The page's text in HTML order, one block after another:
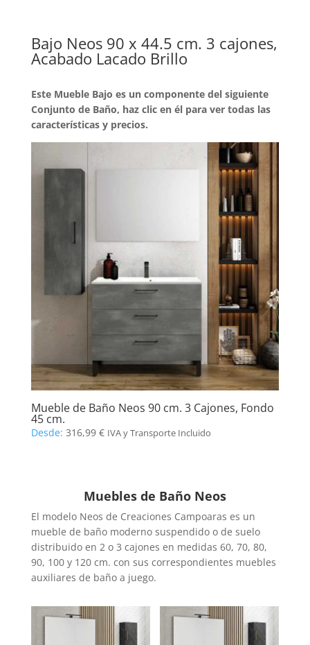
Bajo Neos 90 x 44.5 cm. 3 cajones,
Acabado Lacado Brillo
Este Mueble Bajo es un componente del siguiente
Conjunto de Baño, haz clic en él para ver todas las
características y precios.
Mueble de Baño Neos 90 cm. 3 Cajones, Fondo
45 cm.
Desde: 316,99 € IVA y Transporte Incluido
Muebles de Baño Neos
El modelo Neos de Creaciones Campoaras es un
mueble de baño moderno suspendido o de suelo
distribuido en 2 o 3 cajones en medidas 60, 70, 80,
90, 100 y 120 cm. con sus correspondientes muebles
auxiliares de baño a juego.